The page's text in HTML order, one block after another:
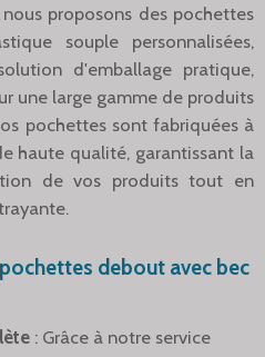
nous proposons des pochettes
souple personnalisées,
d'emballage pratique,
une large gamme de produits
pochettes sont fabriquées à
haute qualité, garantissant la
de vos produits tout en
debout avec bec
: Grâce à notre service